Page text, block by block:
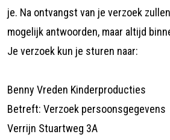
je. Na ontvangst van je verzoek
mogelijk antwoorden, maar altijd
Je verzoek kun je sturen naar:
Benny Vreden Kinderproducties
Betreft: Verzoek persoonsgegevens
Verrijn Stuartweg 3A